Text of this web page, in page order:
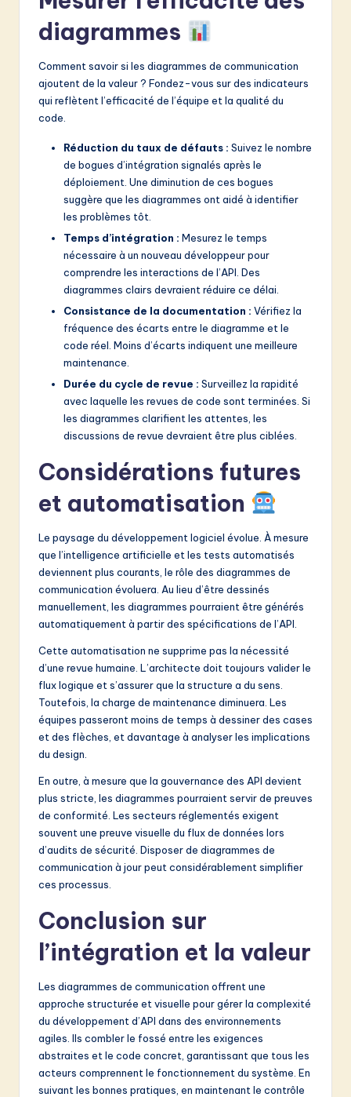
diagrammes
Comment savoir si les diagrammes de communication
ajoutent de la valeur ? Fondez-vous sur des indicateurs
qui reflètent l’efficacité de l’équipe et la qualité du
code.
Réduction du taux de défauts : Suivez le nombre
de bogues d’intégration signalés après le
déploiement. Une diminution de ces bogues
suggère que les diagrammes ont aidé à identifier
les problèmes tôt.
Temps d’intégration : Mesurez le temps
nécessaire à un nouveau développeur pour
comprendre les interactions de l’API. Des
diagrammes clairs devraient réduire ce délai.
Consistance de la documentation : Vérifiez la
fréquence des écarts entre le diagramme et le
code réel. Moins d’écarts indiquent une meilleure
maintenance.
Durée du cycle de revue : Surveillez la rapidité
avec laquelle les revues de code sont terminées. Si
les diagrammes clarifient les attentes, les
discussions de revue devraient être plus ciblées.
Considérations futures
et automatisation
Le paysage du développement logiciel évolue. À mesure
que l’intelligence artificielle et les tests automatisés
deviennent plus courants, le rôle des diagrammes de
communication évoluera. Au lieu d’être dessinés
manuellement, les diagrammes pourraient être générés
automatiquement à partir des spécifications de l’API.
Cette automatisation ne supprime pas la nécessité
d’une revue humaine. L’architecte doit toujours valider le
flux logique et s’assurer que la structure a du sens.
Toutefois, la charge de maintenance diminuera. Les
équipes passeront moins de temps à dessiner des cases
et des flèches, et davantage à analyser les implications
du design.
En outre, à mesure que la gouvernance des API devient
plus stricte, les diagrammes pourraient servir de preuves
de conformité. Les secteurs réglementés exigent
souvent une preuve visuelle du flux de données lors
d’audits de sécurité. Disposer de diagrammes de
communication à jour peut considérablement simplifier
ces processus.
Conclusion sur
l’intégration et la valeur
Les diagrammes de communication offrent une
approche structurée et visuelle pour gérer la complexité
du développement d’API dans des environnements
agiles. Ils combler le fossé entre les exigences
abstraites et le code concret, garantissant que tous les
acteurs comprennent le fonctionnement du système. En
suivant les bonnes pratiques, en maintenant le contrôle